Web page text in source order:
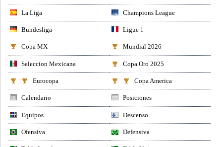
La Liga Champions League
Bundesliga Ligue 1
Copa MX Mundial 2026
Seleccion Mexicana Copa Oro 2025
Eurocopa Copa America
Calendario Posiciones
Equipos Descenso
Ofensiva Defensiva